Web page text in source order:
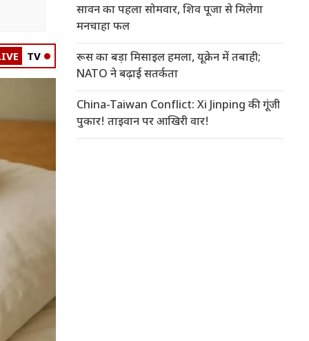
TV
सावन का पहला सोमवार, शिव पूजा से मिलेगा
मनचाहा फल
रूस का बड़ा मिसाइल हमला, यूक्रेन में तबाही;
NATO ने बढ़ाई सतर्कता
China-Taiwan Conflict: Xi Jinping की गूंजी
पुकार! ताइवान पर आखिरी वार!